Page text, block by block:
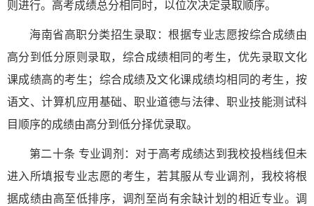
则进行。高考成绩总分相同时，以位次决定录取顺序。
海南省高职分类招生录取：根据专业志愿按综合成绩由
高分到低分原则录取，综合成绩相同的考生，优先录取文化
课成绩高的考生；综合成绩及文化课成绩均相同的考生，按
语文、计算机应用基础、职业道德与法律、职业技能测试科
目顺序的成绩由高分到低分择优录取。
第二十条 专业调剂：对于高考成绩达到我校投档线但未
进入所填报专业志愿的考生，若其服从专业调剂，我校将根
据成绩由高至低排序，调剂至尚有余缺计划的相近专业。调